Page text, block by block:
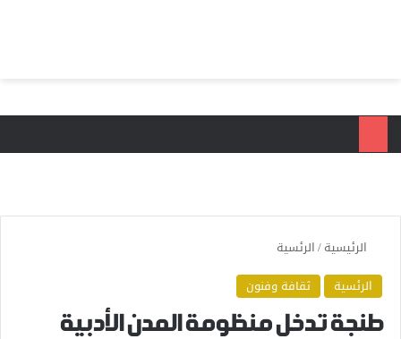
الرئيسية/الرئسية
الرئسية
ثقافة وفنون
طنجة تدخل منظومة المدن الأدبية